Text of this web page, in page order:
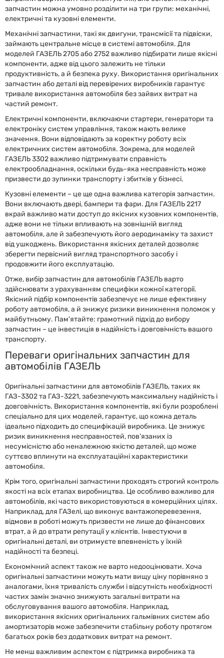
запчастин можна умовно розділити на три групи: механічні,
електричні та кузовні елементи.
Механічні запчастини, такі як двигуни, трансмісії та підвіски,
займають центральне місце в системі автомобіля. Для
моделей ГАЗЕЛЬ 2705 або 2752 важливо підбирати лише якісні
компоненти, адже від цього залежить не тільки
продуктивність, а й безпека руху. Використання оригінальних
запчастин або деталі від перевірених виробників гарантує
тривале використання автомобіля без зайвих витрат на
частий ремонт.
Електричні компоненти, включаючи стартери, генератори та
електроніку систем управління, також мають велике
значення. Вони відповідають за коректну роботу всіх
електричних систем автомобіля. Зокрема, для моделей
ГАЗЕЛЬ 3302 важливо підтримувати справність
електрообладнання, оскільки будь-яка несправність може
призвести до зупинки транспорту і збитків у бізнесі.
Кузовні елементи – це ще одна важлива категорія запчастин.
Вони включають двері, бампери та фари. Для ГАЗЕЛЬ 2217
вкрай важливо мати доступ до якісних кузовних компонентів,
адже вони не тільки впливають на зовнішній вигляд
автомобіля, але й забезпечують його аеродинаміку та захист
від ушкоджень. Використання якісних деталей дозволяє
зберегти первісний вигляд транспортного засобу і
продовжити його експлуатацію.
Отже, вибір запчастин для автомобілів ГАЗЕЛЬ варто
здійснювати з урахуванням специфіки кожної категорії.
Якісний підбір компонентів забезпечує не лише ефективну
роботу автомобіля, а й знижує ризики виникнення поломок у
майбутньому. Пам'ятайте: грамотний підхід до вибору
запчастин – це інвестиція в надійність і довговічність вашого
транспорту.
Переваги оригінальних запчастин для
автомобілів ГАЗЕЛЬ
Оригінальні запчастини для автомобілів ГАЗЕЛЬ, таких як
ГАЗ-3302 та ГАЗ-3221, забезпечують максимальну надійність і
довговічність. Використання компонентів, які були розроблені
спеціально для цих моделей, гарантує, що кожна деталь
ідеально підходить до специфікацій виробника. Це знижує
ризик виникнення несправностей, пов’язаних із
несумісністю або неналежною якістю деталей, що може
суттєво вплинути на експлуатаційні характеристики
автомобіля.
Крім того, оригінальні запчастини проходять строгий контроль
якості на всіх етапах виробництва. Це особливо важливо для
автомобілів, які часто використовуються в комерційних цілях.
Наприклад, для ГАЗелі, що виконує вантажоперевезення,
відмови в роботі можуть призвести не лише до фінансових
втрат, а й до втрати репутації у клієнтів. Інвестуючи в
оригінальні деталі, ви отримуєте впевненість у їхній
надійності та безпеці.
Економічний аспект також не варто недооцінювати. Хоча
оригінальні запчастини можуть мати вищу ціну порівняно з
аналогами, їхня тривалість служби і відсутність необхідності
частих замін значно знижують загальні витрати на
обслуговування вашого автомобіля. Наприклад,
використання якісних оригінальних гальмівних систем або
амортизаторів може забезпечити стабільну роботу протягом
багатьох років без додаткових витрат на ремонт.
Не менш важливим аспектом є підтримка виробника та